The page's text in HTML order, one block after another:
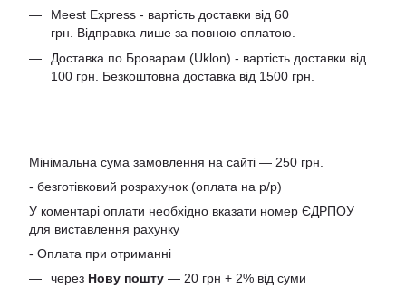
Meest Express - вартість доставки від 60
грн. Відправка лише за повною оплатою.
Доставка по Броварам (Uklon) - вартість доставки від
100 грн. Безкоштовна доставка від 1500 грн.
Мінімальна сума замовлення на сайті — 250 грн.
- безготівковий розрахунок (оплата на р/р)
У коментарі оплати необхідно вказати номер ЄДРПОУ
для виставлення рахунку
- Оплата при отриманні
через Нову пошту — 20 грн + 2% від суми